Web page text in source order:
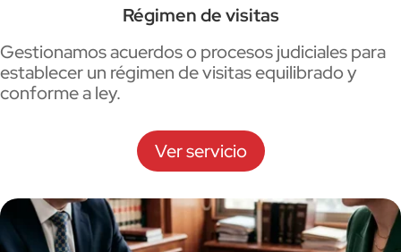
Régimen de visitas
Gestionamos acuerdos o procesos judiciales para
establecer un régimen de visitas equilibrado y
conforme a ley.
Ver servicio